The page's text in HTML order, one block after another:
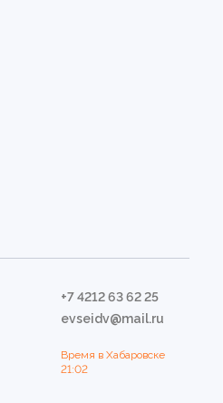
+7 4212 63 62 25
evseidv@mail.ru
Время в Хабаровске
21:02